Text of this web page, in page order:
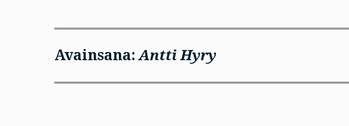
Avainsana:Antti Hyry